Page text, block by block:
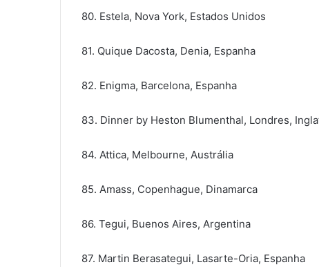
80. Estela, Nova York, Estados Unidos
81. Quique Dacosta, Denia, Espanha
82. Enigma, Barcelona, Espanha
83. Dinner by Heston Blumenthal, Londres,
84. Attica, Melbourne, Austrália
85. Amass, Copenhague, Dinamarca
86. Tegui, Buenos Aires, Argentina
87. Martin Berasategui, Lasarte-Oria, Espanha